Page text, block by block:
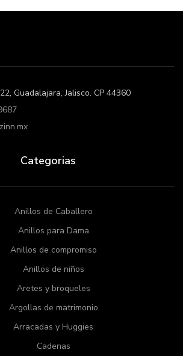
Guadalajara, Jalisco. CP 44360
Categorias
Anillos de Caballero
Anillos para Dama
Anillos de compromiso
Anillos de niños
Aretes y broqueles
Argollas de matrimonio
Arracadas y Huggies
Cadenas